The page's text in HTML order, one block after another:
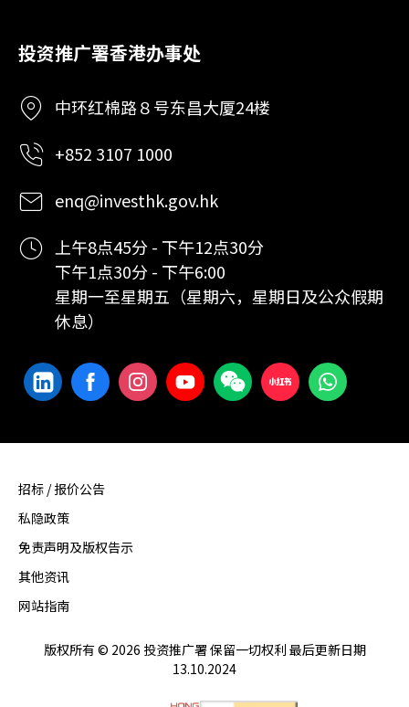
投资推广署香港办事处
中环红棉路８号东昌大厦24楼
+852 3107 1000
enq@investhk.gov.hk
上午8点45分 - 下午12点30分
下午1点30分 - 下午6:00
星期一至星期五（星期六，星期日及公众假期
休息）
招标 / 报价公告
私隐政策
免责声明及版权告示
其他资讯
网站指南
版权所有 © 2026 投资推广署 保留一切权利 最后更新日期
13.10.2024